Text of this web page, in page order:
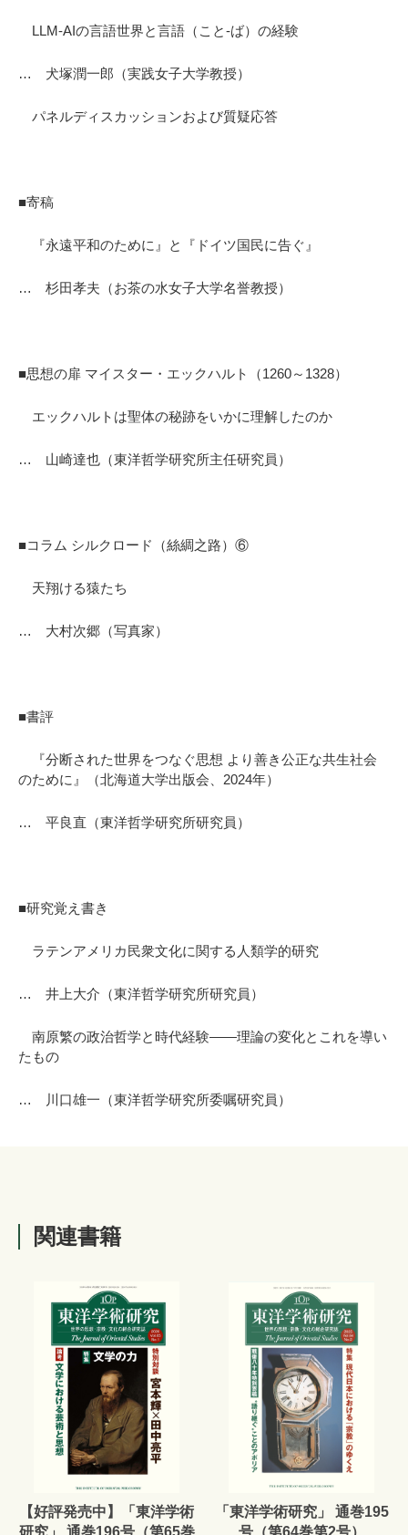
LLM-AIの言語世界と言語（こと-ば）の経験
… 犬塚潤一郎（実践女子大学教授）
パネルディスカッションおよび質疑応答
■寄稿
『永遠平和のために』と『ドイツ国民に告ぐ』
… 杉田孝夫（お茶の水女子大学名誉教授）
■思想の扉 マイスター・エックハルト（1260～1328）
エックハルトは聖体の秘跡をいかに理解したのか
… 山崎達也（東洋哲学研究所主任研究員）
■コラム シルクロード（絲綢之路）⑥
天翔ける猿たち
… 大村次郷（写真家）
■書評
『分断された世界をつなぐ思想 より善き公正な共生社会
のために』（北海道大学出版会、2024年）
… 平良直（東洋哲学研究所研究員）
■研究覚え書き
ラテンアメリカ民衆文化に関する人類学的研究
… 井上大介（東洋哲学研究所研究員）
南原繁の政治哲学と時代経験――理論の変化とこれを導い
たもの
… 川口雄一（東洋哲学研究所委嘱研究員）
関連書籍
【好評発売中】「東洋学術
研究」 通巻196号（第65巻
「東洋学術研究」 通巻195
号（第64巻第2号）